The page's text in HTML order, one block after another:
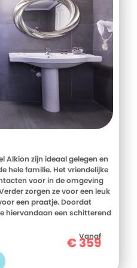
Alkion zijn ideaal gelegen en
hele familie. Het vriendelijke
voor in de omgeving
zorgen ze voor een leuk
een praatje. Doordat
hiervandaan een schitterend
verspreid in een tuin en
inrichting. Het zwembad ligt
Vanaf
€359